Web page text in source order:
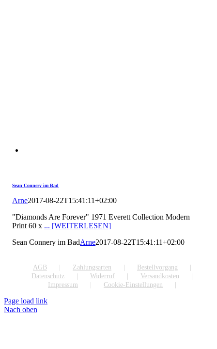
Sean Connery im Bad
Arne2017-08-22T15:41:11+02:00
"Diamonds Are Forever" 1971 Everett Collection Modern
Print 60 x ... [WEITERLESEN]
Sean Connery im BadArne2017-08-22T15:41:11+02:00
AGB Zahlungsarten
Bestellvorgang
Datenschutz
Widerruf
Versandkosten
Impressum
Cookie-Einstellungen
Page load link
Nach oben